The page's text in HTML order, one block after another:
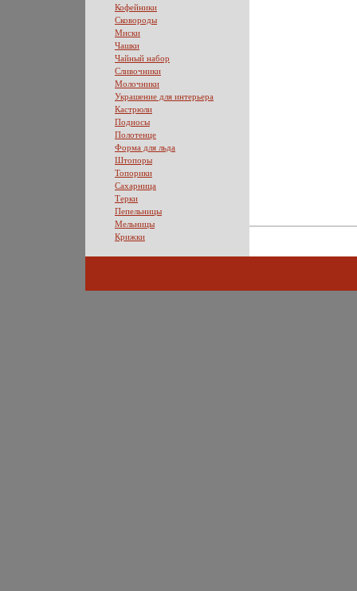
Кофейники
Сковороды
Миски
Чашки
Чайный набор
Сливочники
Молочники
Украшение для интерьера
Кастрюли
Подносы
Полотенце
Форма для льда
Штопоры
Топорики
Сахарница
Терки
Пепельницы
Мельницы
Крижки